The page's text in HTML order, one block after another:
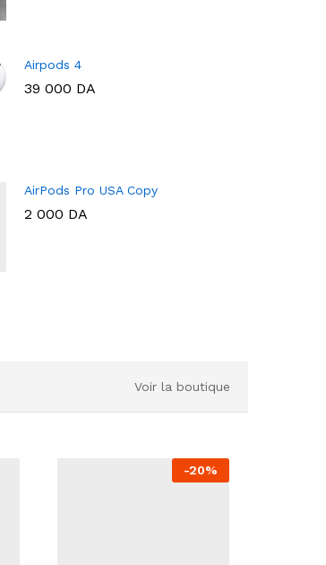
Airpods 4
39 000 DA
AirPods Pro USA Copy
2 000 DA
Voir la boutique
-20%